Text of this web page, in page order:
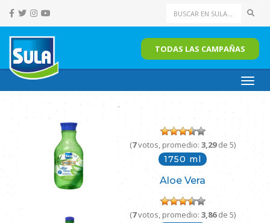
TODAS LAS CAMPAÑAS
(7votos, promedio:3,29de 5)
1750 ml
Aloe Vera
(7votos, promedio:3,86de 5)